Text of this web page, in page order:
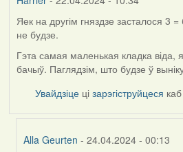
Яек на другім гняздзе засталося 3
не будзе.
Гэта самая маленькая кладка віда,
бачыў. Паглядзім, што будзе ў
Увайдзіце цізарэгіструйцеся
Alla Geurten - 24.04.2024 - 00:13